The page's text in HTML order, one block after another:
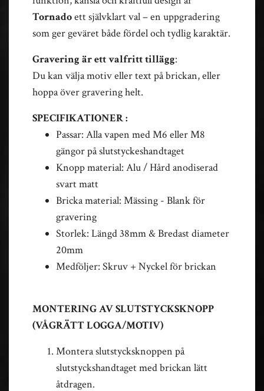
Tornadoett självklart val – en uppgradering
som ger geväret både fördel och tydlig karaktär.
Gravering är ett valfritt tillägg:
Du kan välja motiv eller text på brickan, eller
hoppa över gravering helt.
SPECIFIKATIONER :
Passar: Alla vapen med M6 eller M8
gängor på slutstyckeshandtaget
Knopp material: Alu / Hård anodiserad
svart matt
Bricka material: Mässing - Blank för
gravering
Storlek: Längd 38mm & Bredast diameter
20mm
Medföljer: Skruv + Nyckel för brickan
MONTERING AV SLUTSTYCKSKNOPP
(VÅGRÄTT LOGGA/MOTIV)
Montera slutstycksknoppen på
slutstyckshandtaget med brickan lätt
åtdragen.